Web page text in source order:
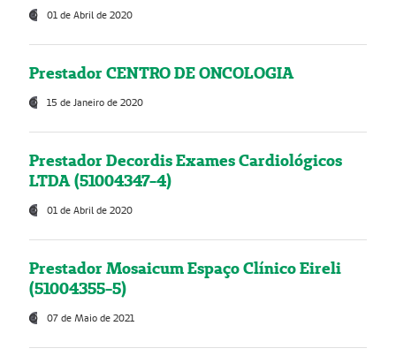
01 de Abril de 2020
Prestador CENTRO DE ONCOLOGIA
15 de Janeiro de 2020
Prestador Decordis Exames Cardiológicos
LTDA (51004347-4)
01 de Abril de 2020
Prestador Mosaicum Espaço Clínico Eireli
(51004355-5)
07 de Maio de 2021